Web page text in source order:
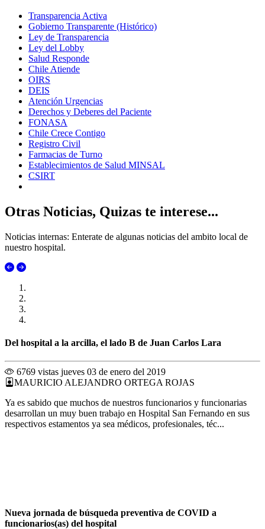
Transparencia Activa
Gobierno Transparente (Histórico)
Ley de Transparencia
Ley del Lobby
Salud Responde
Chile Atiende
OIRS
DEIS
Atención Urgencias
Derechos y Deberes del Paciente
FONASA
Chile Crece Contigo
Registro Civil
Farmacias de Turno
Establecimientos de Salud MINSAL
CSIRT
Otras Noticias, Quizas te interese...
Noticias internas: Enterate de algunas noticias del ambito local de
nuestro hospital.
Del hospital a la arcilla, el lado B de Juan Carlos Lara
6769 vistas jueves 03 de enero del 2019
MAURICIO ALEJANDRO ORTEGA ROJAS
Ya es sabido que muchos de nuestros funcionarios y funcionarias
desarrollan un muy buen trabajo en Hospital San Fernando en sus
respectivos estamentos ya sea médicos, profesionales, téc...
Nueva jornada de búsqueda preventiva de COVID a
funcionarios(as) del hospital